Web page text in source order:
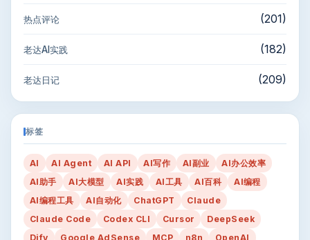
热点评论 (201)
老达AI实践 (182)
老达日记 (209)
标签
AI AI Agent AI API AI写作 AI副业
AI办公效率
AI助手
AI大模型 AI实践 AI工具 AI百科
AI编程
AI编程工具
AI自动化 ChatGPT
Claude
Claude Code
Codex CLI Cursor
DeepSeek
Dify
Google AdSense MCP n8n OpenAI